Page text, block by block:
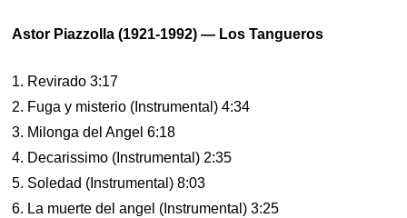
Astor Piazzolla (1921-1992) — Los Tangueros
1. Revirado 3:17
2. Fuga y misterio (Instrumental) 4:34
3. Milonga del Angel 6:18
4. Decarissimo (Instrumental) 2:35
5. Soledad (Instrumental) 8:03
6. La muerte del angel (Instrumental) 3:25